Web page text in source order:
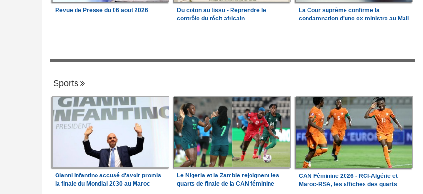
Revue de Presse du 06 aout 2026
Du coton au tissu - Reprendre le
contrôle du récit africain
La Cour suprême confirme la
condamnation d'une ex-ministre au Mali
Sports
Gianni Infantino accusé d'avoir promis
la finale du Mondial 2030 au Maroc
Le Nigeria et la Zambie rejoignent les
quarts de finale de la CAN féminine
CAN Féminine 2026 - RCI-Algérie et
Maroc-RSA, les affiches des quarts